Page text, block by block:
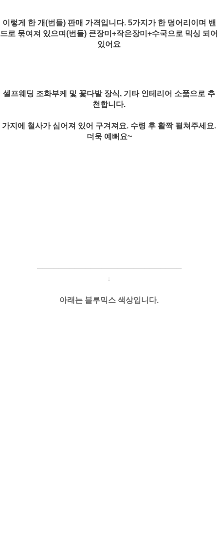
이렇게 한 개(번들) 판매 가격입니다. 5가지가 한 덩어리이며 밴
드로 묶여져 있으며(번들) 큰장미+작은장미+수국으로 믹싱 되어
있어요
셀프웨딩 조화부케 및 꽃다발 장식, 기타 인테리어 소품으로 추
천합니다.
가지에 철사가 심어져 있어 구겨져요. 수령 후 활짝 펼쳐주세요.
더욱 예뻐요~
───────────────────────────
↓
아래는 블루믹스 색상입니다.